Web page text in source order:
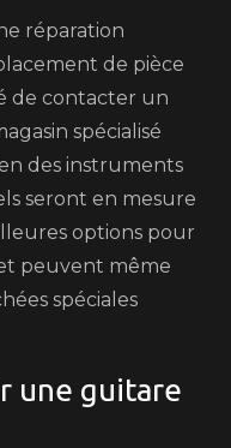
réparation
de pièce
de contacter un
spécialisé
des instruments
seront en mesure
options pour
peuvent même
spéciales
une guitare